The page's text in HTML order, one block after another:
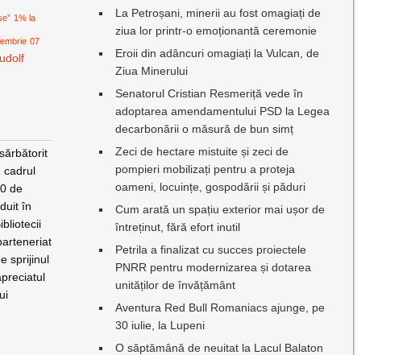
1% la
07
cadrul
de
în
sprijinul
La Petroșani, minerii au fost omagiați de
ziua lor printr-o emoționantă ceremonie
Eroii din adâncuri omagiați la Vulcan, de
Ziua Minerului
Senatorul Cristian Resmeriță vede în
adoptarea amendamentului PSD la Legea
decarbonării o măsură de bun simț
Zeci de hectare mistuite și zeci de
pompieri mobilizați pentru a proteja
oameni, locuințe, gospodării și păduri
Cum arată un spațiu exterior mai ușor de
întreținut, fără efort inutil
Petrila a finalizat cu succes proiectele
PNRR pentru modernizarea și dotarea
unităților de învățământ
Aventura Red Bull Romaniacs ajunge, pe
30 iulie, la Lupeni
O săptămână de neuitat la Lacul Balaton